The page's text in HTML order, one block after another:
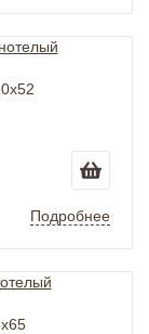
Подробнее